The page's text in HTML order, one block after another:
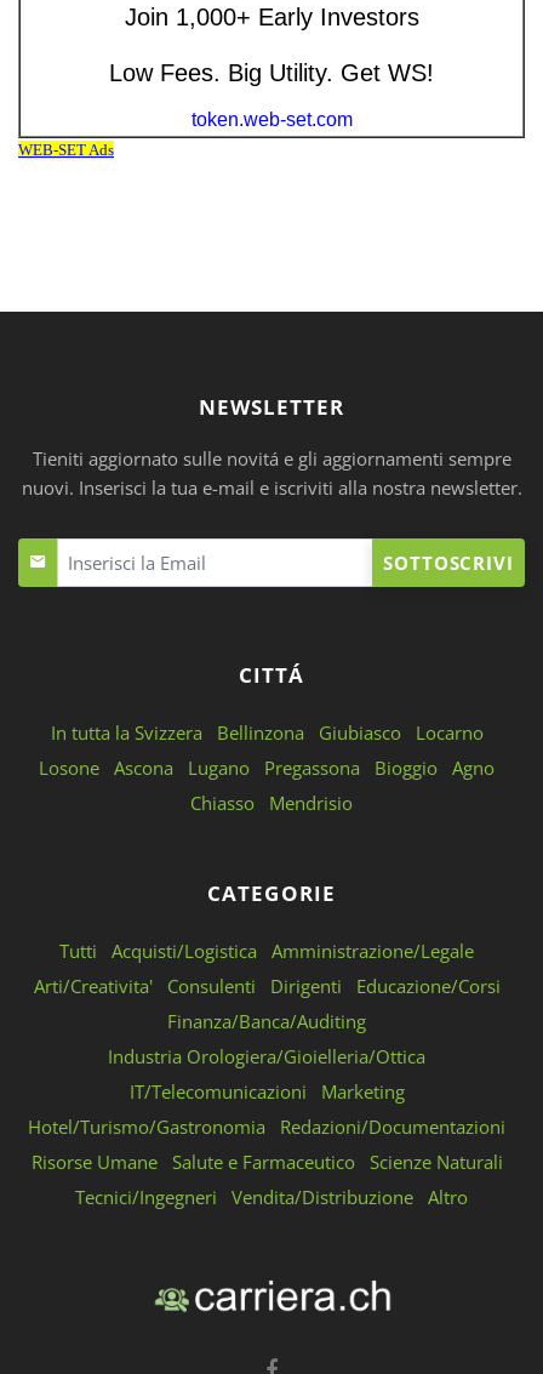
NEWSLETTER
Tieniti aggiornato sulle novitá e gli aggiornamenti sempre
nuovi. Inserisci la tua e-mail e iscriviti alla nostra newsletter.
SOTTOSCRIVI
CITTÁ
In tutta la Svizzera Bellinzona Giubiasco
Locarno
Losone Ascona Lugano Pregassona Bioggio Agno
Chiasso
Mendrisio
CATEGORIE
Tutti Acquisti/Logistica
Amministrazione/Legale
Arti/Creativita'
Consulenti Dirigenti
Educazione/Corsi
Finanza/Banca/Auditing
Industria Orologiera/Gioielleria/Ottica
IT/Telecomunicazioni
Marketing
Hotel/Turismo/Gastronomia
Redazioni/Documentazioni
Risorse Umane
Salute e Farmaceutico
Scienze Naturali
Tecnici/Ingegneri
Vendita/Distribuzione Altro